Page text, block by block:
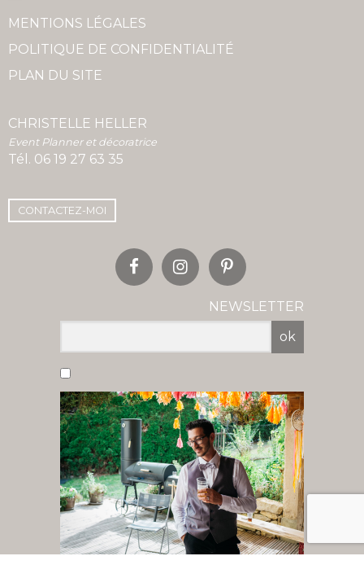
MENTIONS LÉGALES
POLITIQUE DE CONFIDENTIALITÉ
PLAN DU SITE
CHRISTELLE HELLER
Event Planner et décoratrice
Tél. 06 19 27 63 35
CONTACTEZ-MOI
NEWSLETTER
ok